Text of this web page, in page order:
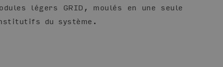
légers GRID, moulés en une seule
du système.